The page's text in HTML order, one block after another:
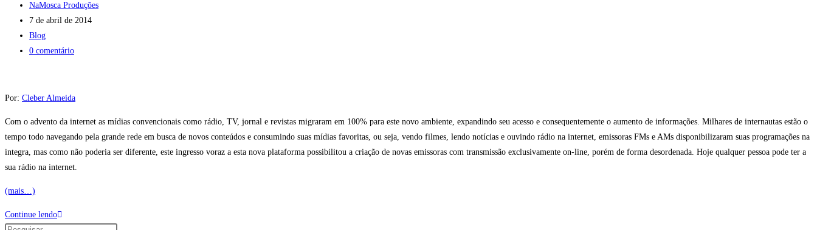
NaMosca Produções
7 de abril de 2014
Blog
0 comentário
Por: Cleber Almeida
Com o advento da internet as mídias convencionais como rádio, TV, jornal e revistas migraram em 100% para este novo ambiente, expandindo seu acesso e consequentemente o aumento de informações. Milhares de internautas estão o
tempo todo navegando pela grande rede em busca de novos conteúdos e consumindo suas mídias favoritas, ou seja, vendo filmes, lendo notícias e ouvindo rádio na internet, emissoras FMs e AMs disponibilizaram suas programações na
integra, mas como não poderia ser diferente, este ingresso voraz a esta nova plataforma possibilitou a criação de novas emissoras com transmissão exclusivamente on-line, porém de forma desordenada. Hoje qualquer pessoa pode ter a
sua rádio na internet.
(mais…)
Continue lendo